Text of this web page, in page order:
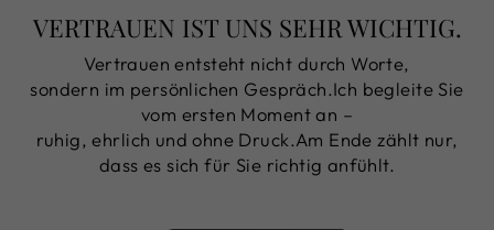
VERTRAUEN IST UNS SEHR WICHTIG.
Vertrauen entsteht nicht durch Worte,
sondern im persönlichen Gespräch.Ich begleite Sie
vom ersten Moment an –
ruhig, ehrlich und ohne Druck.Am Ende zählt nur,
dass es sich für Sie richtig anfühlt.